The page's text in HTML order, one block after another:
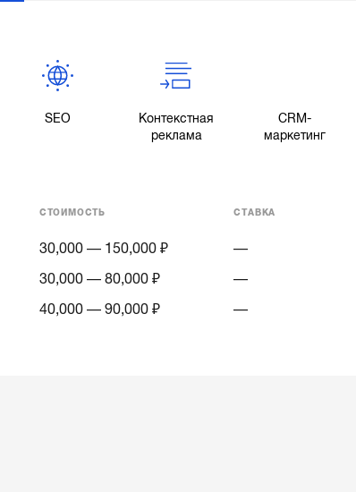
SEO
Контекстная
реклама
CRM-
маркетинг
СТОИМОСТЬ СТАВКА
30,000 — 150,000 ₽
—
30,000 — 80,000 ₽
—
40,000 — 90,000 ₽ —